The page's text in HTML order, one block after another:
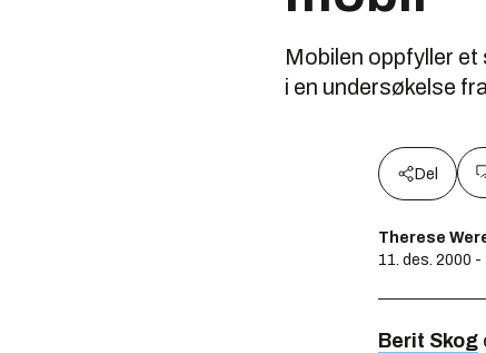
Mobilen oppfyller
i en undersøkelse
Del
Therese
11. des. 2000 -
Berit Skog